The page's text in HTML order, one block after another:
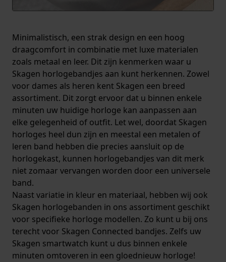
Minimalistisch, een strak design en een hoog
draagcomfort in combinatie met luxe materialen
zoals metaal en leer. Dit zijn kenmerken waar u
Skagen horlogebandjes aan kunt herkennen. Zowel
voor dames als heren kent Skagen een breed
assortiment. Dit zorgt ervoor dat u binnen enkele
minuten uw huidige horloge kan aanpassen aan
elke gelegenheid of outfit. Let wel, doordat Skagen
horloges heel dun zijn en meestal een metalen of
leren band hebben die precies aansluit op de
horlogekast, kunnen horlogebandjes van dit merk
niet zomaar vervangen worden door een universele
band.
Naast variatie in kleur en materiaal, hebben wij ook
Skagen horlogebanden in ons assortiment geschikt
voor specifieke horloge modellen. Zo kunt u bij ons
terecht voor Skagen Connected bandjes. Zelfs uw
Skagen smartwatch kunt u dus binnen enkele
minuten omtoveren in een gloednieuw horloge!